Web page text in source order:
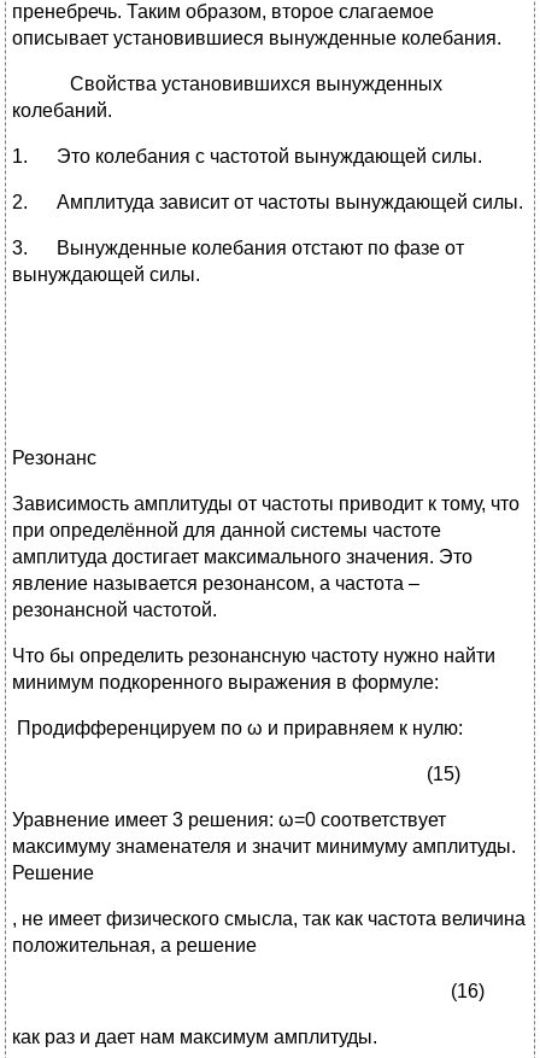
пренебречь. Таким образом, второе слагаемое
описывает установившиеся вынужденные колебания.
Свойства установившихся вынужденных
колебаний.
1. Это колебания с частотой вынуждающей силы.
2. Амплитуда зависит от частоты вынуждающей силы.
3. Вынужденные колебания отстают по фазе от
вынуждающей силы.
Резонанс
Зависимость амплитуды от частоты приводит к тому, что
при определённой для данной системы частоте
амплитуда достигает максимального значения. Это
явление называется резонансом, а частота –
резонансной частотой.
Что бы определить резонансную частоту нужно найти
минимум подкоренного выражения в формуле:
Продифференцируем по ω и приравняем к нулю:
(15)
Уравнение имеет 3 решения: ω=0 соответствует
максимуму знаменателя и значит минимуму амплитуды.
Решение
, не имеет физического смысла, так как частота величина
положительная, а решение
(16)
как раз и дает нам максимум амплитуды.